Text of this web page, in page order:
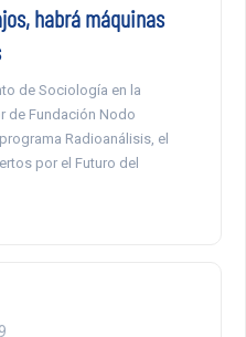
habrá máquinas
de Sociología en la
de Fundación Nodo
Radioanálisis, el
por el Futuro del